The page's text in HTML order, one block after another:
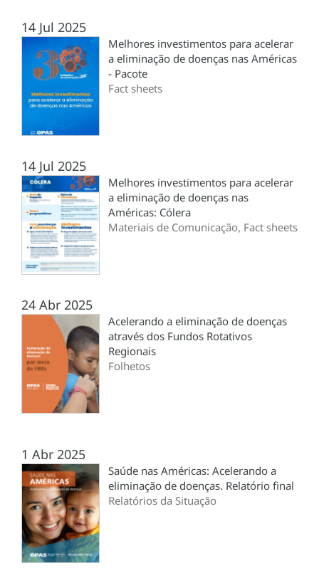
14 Jul 2025
Melhores investimentos para acelerar
a eliminação de doenças nas Américas
- Pacote
Fact sheets
14 Jul 2025
Melhores investimentos para acelerar
a eliminação de doenças nas
Américas: Cólera
Materiais de Comunicação, Fact sheets
24 Abr 2025
Acelerando a eliminação de doenças
através dos Fundos Rotativos
Regionais
Folhetos
1 Abr 2025
Saúde nas Américas: Acelerando a
eliminação de doenças. Relatório final
Relatórios da Situação